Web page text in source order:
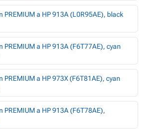
PREMIUM a HP 913A (L0R95AE), black
PREMIUM a HP 913A (F6T77AE), cyan
PREMIUM a HP 973X (F6T81AE), cyan
PREMIUM a HP 913A (F6T78AE),